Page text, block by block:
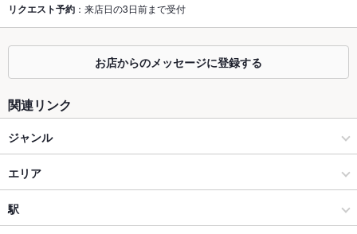
掘りごたつ なし
カウンター あり
ソファー なし
テラス席
貸切
設備
Wi-Fi
リクエスト予約 ：来店日の3日前まで受付
お店からのメッセージに登録する
関連リンク
ジャンル
居酒屋
創作
エリア
祖師ヶ谷大蔵
駅